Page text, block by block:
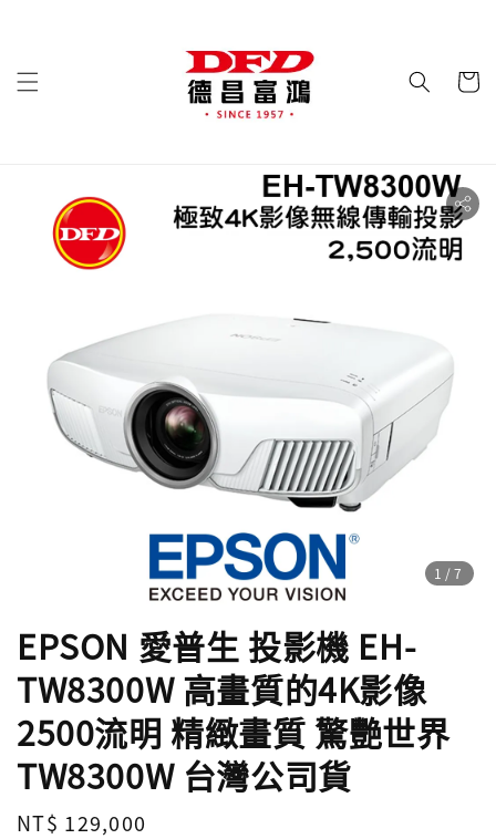
1 /7
EPSON 愛普生 投影機 EH-
TW8300W 高畫質的4K影像
2500流明 精緻畫質 驚艷世界
TW8300W​ 台灣公司貨
Regular
NT$ 129,000